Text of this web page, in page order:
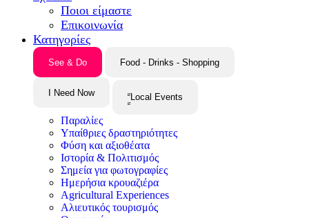
Ποιοι είμαστε
Επικοινωνία
Κατηγορίες
See & Do Food - Drinks - Shopping
I Need Now Local Events
Παραλίες
Υπαίθριες δραστηριότητες
Φύση και αξιοθέατα
Ιστορία & Πολιτισμός
Σημεία για φωτογραφίες
Ημερήσια κρουαζιέρα
Agricultural Experiences
Αλιευτικός τουρισμός